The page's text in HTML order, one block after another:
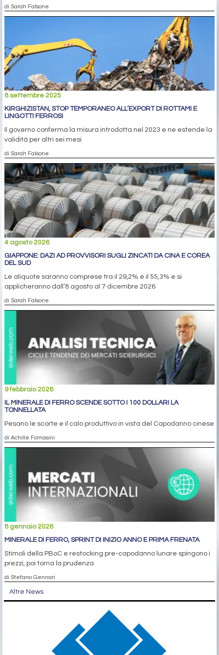
di Sarah Falsone
8 settembre 2025
KIRGHIZISTAN, STOP TEMPORANEO ALL’EXPORT DI ROTTAMI E
LINGOTTI FERROSI
Il governo conferma la misura introdotta nel 2023 e ne estende la
validità per altri sei mesi
di Sarah Falsone
4 agosto 2026
GIAPPONE: DAZI AD PROVVISORI SUGLI ZINCATI DA CINA E COREA
DEL SUD
Le aliquote saranno comprese tra il 29,2% e il 55,3% e si
applicheranno dall’8 agosto al 7 dicembre 2026
di Sarah Falsone
9 febbraio 2026
IL MINERALE DI FERRO SCENDE SOTTO I 100 DOLLARI LA
TONNELLATA
Pesano le scorte e il calo produttivo in vista del Capodanno cinese
di Achille Fornasini
8 gennaio 2026
MINERALE DI FERRO, SPRINT DI INIZIO ANNO E PRIMA FRENATA
Stimoli della PBoC e restocking pre-capodanno lunare spingono i
prezzi, poi torna la prudenza
di Stefano Gennari
Altre News